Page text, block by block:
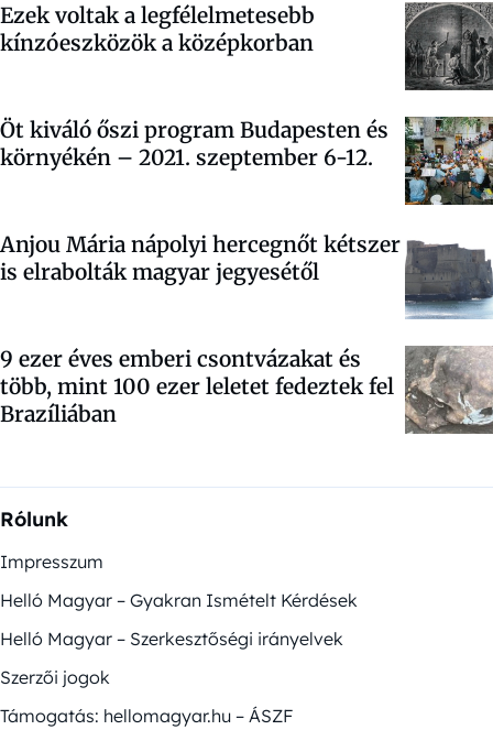
Ezek voltak a legfélelmetesebb
kínzóeszközök a középkorban
Öt kiváló őszi program Budapesten és
környékén – 2021. szeptember 6-12.
Anjou Mária nápolyi hercegnőt kétszer
is elrabolták magyar jegyesétől
9 ezer éves emberi csontvázakat és
több, mint 100 ezer leletet fedeztek fel
Brazíliában
Rólunk
Impresszum
Helló Magyar – Gyakran Ismételt Kérdések
Helló Magyar – Szerkesztőségi irányelvek
Szerzői jogok
Támogatás: hellomagyar.hu – ÁSZF